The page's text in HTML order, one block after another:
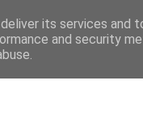
its services and
and security